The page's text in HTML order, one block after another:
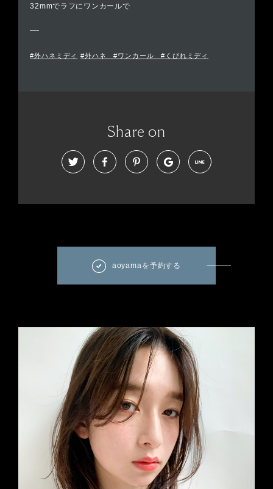
32mmでラフにワンカールで
#外ハネミディ #外ハネ #ワンカール #くびれミディ
Share on
aoyamaを予約する